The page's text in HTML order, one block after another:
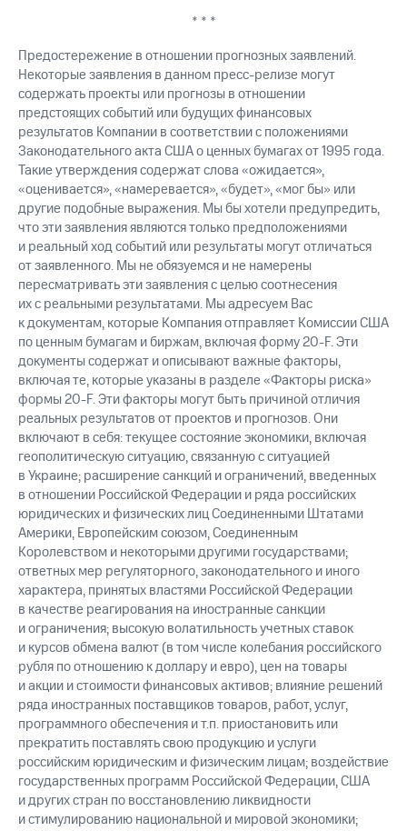
* * *
Предостережение в отношении прогнозных заявлений.
Некоторые заявления в данном пресс-релизе могут
содержать проекты или прогнозы в отношении
предстоящих событий или будущих финансовых
результатов Компании в соответствии с положениями
Законодательного акта США о ценных бумагах от 1995 года.
Такие утверждения содержат слова «ожидается»,
«оценивается», «намеревается», «будет», «мог бы» или
другие подобные выражения. Мы бы хотели предупредить,
что эти заявления являются только предположениями
и реальный ход событий или результаты могут отличаться
от заявленного. Мы не обязуемся и не намерены
пересматривать эти заявления с целью соотнесения
их с реальными результатами. Мы адресуем Вас
к документам, которые Компания отправляет Комиссии США
по ценным бумагам и биржам, включая форму 20-F. Эти
документы содержат и описывают важные факторы,
включая те, которые указаны в разделе «Факторы риска»
формы 20-F. Эти факторы могут быть причиной отличия
реальных результатов от проектов и прогнозов. Они
включают в себя: текущее состояние экономики, включая
геополитическую ситуацию, связанную с ситуацией
в Украине; расширение санкций и ограничений, введенных
в отношении Российской Федерации и ряда российских
юридических и физических лиц Соединенными Штатами
Америки, Европейским союзом, Соединенным
Королевством и некоторыми другими государствами;
ответных мер регуляторного, законодательного и иного
характера, принятых властями Российской Федерации
в качестве реагирования на иностранные санкции
и ограничения; высокую волатильность учетных ставок
и курсов обмена валют (в том числе колебания российского
рубля по отношению к доллару и евро), цен на товары
и акции и стоимости финансовых активов; влияние решений
ряда иностранных поставщиков товаров, работ, услуг,
программного обеспечения и т.п. приостановить или
прекратить поставлять свою продукцию и услуги
российским юридическим и физическим лицам; воздействие
государственных программ Российской Федерации, США
и других стран по восстановлению ликвидности
и стимулированию национальной и мировой экономики;